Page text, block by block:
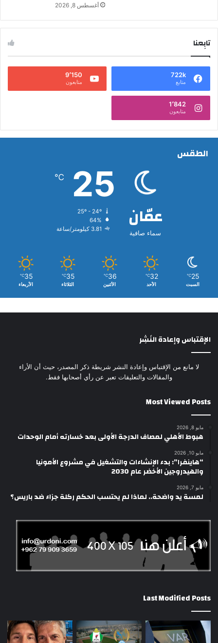
أغسطس 8, 2026
تابِعنا
722k
متابع
9٬150
متابعون
1٬842
متابعون
الطقس
عمّان
سماء صافية
25
℃
64%
3.81 كيلومتر/ساعة
25
℃
السبت
32
℃
الأحد
36
℃
الأثنين
35
℃
الثلاثاء
35
℃
الأربعاء
الإقتباس وإعادة النَشِر
لا مانع من الإقتباس وإعادة النشر شريطة ذكر المصدر، حيث أن الأراء
والمقالات والتعليقات تعبر عن رأي أصحابها فقط.
Most Viewed Posts
مايو 8, 2026
هبوط الأهلي لمصاف الدرجة الأولى بعد خسارته أمام الوحدات
مايو 10, 2026
“هاينفرا”: بدء الإنشاءات والتشغيل في مشروع الأمونيا
والهيدروجين الأخضر عام 2030
مايو 7, 2026
لمسة يد واضحة.. لماذا لم يحتسب الحكم ركلة جزاء ضد باريس؟
Last Modified Posts